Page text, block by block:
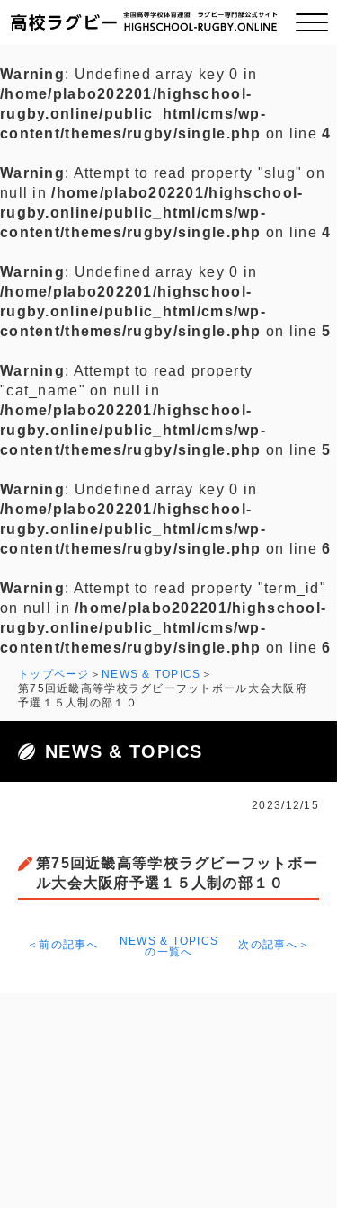
ご挨拶
全国チーム紹介
プライバシーポリシー
お問い合わせ
Warning: Undefined array key 0 in
/home/plabo202201/highschool-
rugby.online/public_html/cms/wp-
content/themes/rugby/single.php on line4
Warning: Attempt to read property "slug" on
null in/home/plabo202201/highschool-
rugby.online/public_html/cms/wp-
content/themes/rugby/single.php on line4
Warning: Undefined array key 0 in
/home/plabo202201/highschool-
rugby.online/public_html/cms/wp-
content/themes/rugby/single.php on line5
Warning: Attempt to read property
"cat_name" on null in
/home/plabo202201/highschool-
rugby.online/public_html/cms/wp-
content/themes/rugby/single.php on line5
Warning: Undefined array key 0 in
/home/plabo202201/highschool-
rugby.online/public_html/cms/wp-
content/themes/rugby/single.php on line6
Warning: Attempt to read property "term_id"
on null in/home/plabo202201/highschool-
rugby.online/public_html/cms/wp-
content/themes/rugby/single.php on line6
トップページ
NEWS & TOPICS
第75回近畿高等学校ラグビーフットボール大会大阪府
予選１５人制の部１０
NEWS & TOPICS
2023/12/15
第75回近畿高等学校ラグビーフットボー
ル大会大阪府予選１５人制の部１０
＜前の記事へ
NEWS & TOPICS
の一覧へ
次の記事へ＞